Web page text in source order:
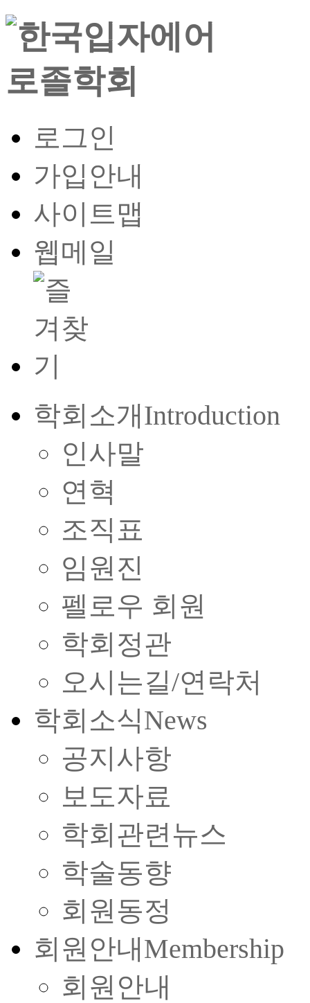
로그인
가입안내
사이트맵
웹메일
학회소개Introduction
인사말
연혁
조직표
임원진
펠로우 회원
학회정관
오시는길/연락처
학회소식News
공지사항
보도자료
학회관련뉴스
학술동향
회원동정
회원안내Membership
회원안내